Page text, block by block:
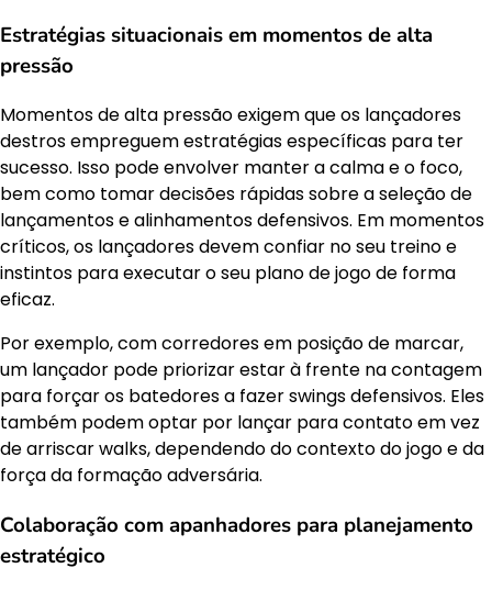
Estratégias situacionais em momentos de alta
pressão
Momentos de alta pressão exigem que os lançadores
destros empreguem estratégias específicas para ter
sucesso. Isso pode envolver manter a calma e o foco,
bem como tomar decisões rápidas sobre a seleção de
lançamentos e alinhamentos defensivos. Em momentos
críticos, os lançadores devem confiar no seu treino e
instintos para executar o seu plano de jogo de forma
eficaz.
Por exemplo, com corredores em posição de marcar,
um lançador pode priorizar estar à frente na contagem
para forçar os batedores a fazer swings defensivos. Eles
também podem optar por lançar para contato em vez
de arriscar walks, dependendo do contexto do jogo e da
força da formação adversária.
Colaboração com apanhadores para planejamento
estratégico